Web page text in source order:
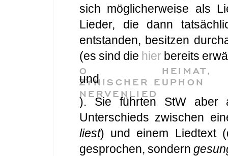
sich möglicherweise als
Lieder, die dann
entstanden, besitzen
(es sind die hier bereits
O HEIMAT,
ZYNISCHER EUPHON
und
NERVENLIED
). Sie führten StW aber
Unterschieds zwischen
liest) und einem Liedtext
gesprochen, sondern